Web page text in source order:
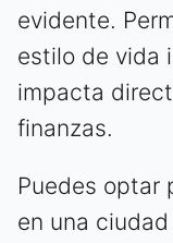
evidente.
estilo de vida
impacta
finanzas.
Puedes optar
en una